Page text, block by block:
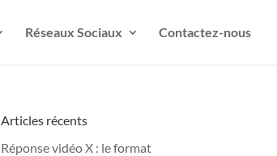
Réseaux Sociaux Contactez-nous
Articles récents
Réponse vidéo X : le format